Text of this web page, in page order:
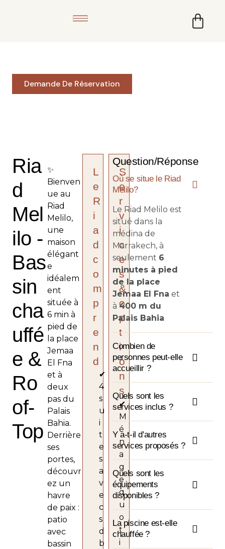
Demande De Réservation
Ria
d
Mel
ilo -
Bas
sin
cha
uffé
e &
Ro
of-
Top
✨️
Bienven
ue au
Riad
Melilo,
une
maison
élégant
e
idéalem
ent
située à
6 min à
pied de
la place
Jemaa
El Fna
et à
deux
pas du
Palais
Bahia.
Derrière
ses
portes,
découvr
ez un
havre
de paix :
patio
avec
bassin
L
e
R
i
a
d
c
o
m
p
r
e
n
d
✔
4
s
u
i
t
e
s
a
v
e
c
s
d
b
S
e
r
v
i
c
e
s
&
o
p
t
i
o
n
s
✔
M
é
n
a
g
e
q
u
o
t
i
Question/Réponse
Où se situe le Riad
Melilo?
Le Riad Melilo est
situé dans la
médina de
Marrakech, à
seulement 6
minutes à pied
de la place
Jemaa El Fna et
à 400 m du
Palais Bahia
Combien de
personnes peut-elle
accueillir ?
Quels sont les
services inclus ?
Y a-t-il d'autres
services proposés ?
Quels sont les
équipements
disponibles ?
La piscine est-elle
chauffée ?